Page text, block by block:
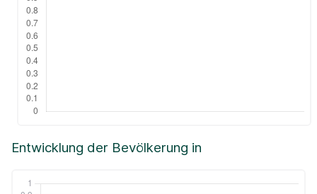
Entwicklung der Bevölkerung in